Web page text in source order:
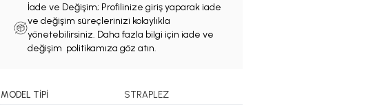
İade ve Değişim; Profilinize giriş yaparak iade
ve değişim süreçlerinizi kolaylıkla
yönetebilirsiniz. Daha fazla bilgi için iade ve
değişim politikamıza göz atın.
MODEL TİPİ
STRAPLEZ